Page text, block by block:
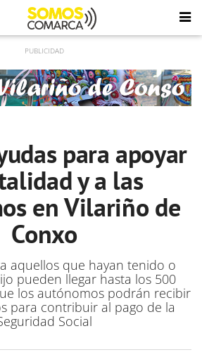
para apoyar
y a las
en Vilariño de
Conxo
aquellos que hayan tenido o
pueden llegar hasta los 500
los autónomos podrán recibir
para contribuir al pago de la
Social